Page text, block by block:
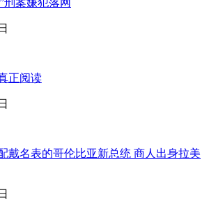
正阅读
戴名表的哥伦比亚新总统 商人出身拉美